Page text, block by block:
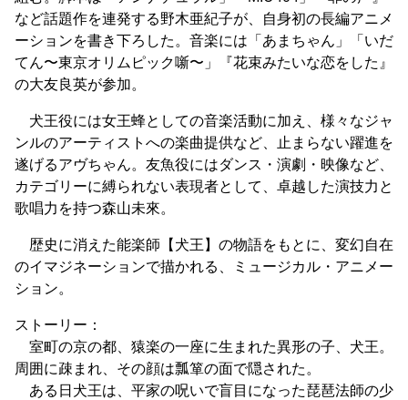
など話題作を連発する野木亜紀子が、自身初の長編アニメ
ーションを書き下ろした。音楽には「あまちゃん」「いだ
てん〜東京オリムピック噺〜」『花束みたいな恋をした』
の大友良英が参加。
犬王役には女王蜂としての音楽活動に加え、様々なジャ
ンルのアーティストへの楽曲提供など、止まらない躍進を
遂げるアヴちゃん。友魚役にはダンス・演劇・映像など、
カテゴリーに縛られない表現者として、卓越した演技力と
歌唱力を持つ森山未來。
歴史に消えた能楽師【犬王】の物語をもとに、変幻自在
のイマジネーションで描かれる、ミュージカル・アニメー
ション。
ストーリー：
室町の京の都、猿楽の一座に生まれた異形の子、犬王。
周囲に疎まれ、その顔は瓢箪の面で隠された。
ある日犬王は、平家の呪いで盲目になった琵琶法師の少